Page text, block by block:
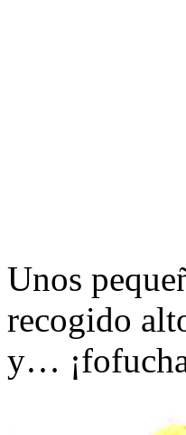
Unos
recogido
y…